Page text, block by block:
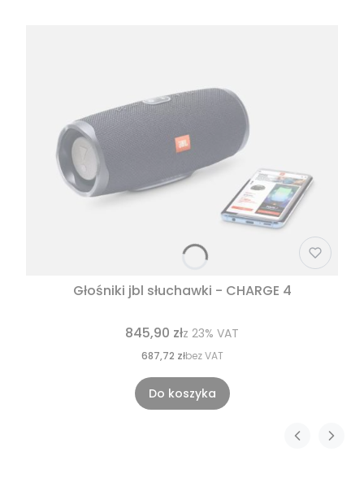
Głośniki jbl słuchawki - CHARGE 4
845,90 złz 23% VAT
687,72 złbez VAT
Do koszyka